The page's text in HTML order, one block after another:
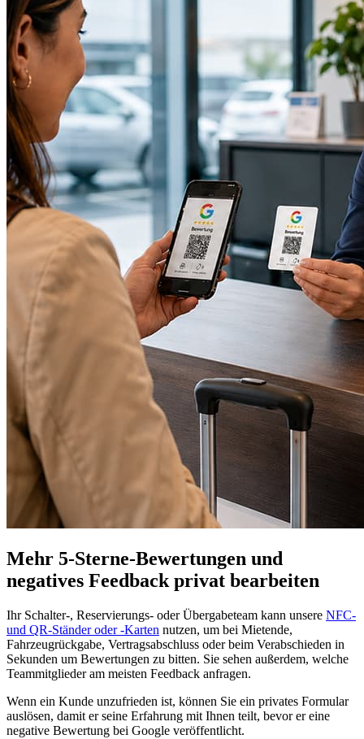
Mehr 5-Sterne-Bewertungen und
negatives Feedback privat bearbeiten
Ihr Schalter-, Reservierungs- oder Übergabeteam kann unsere NFC-
und QR-Ständer oder -Karten nutzen, um bei Mietende,
Fahrzeugrückgabe, Vertragsabschluss oder beim Verabschieden in
Sekunden um Bewertungen zu bitten. Sie sehen außerdem, welche
Teammitglieder am meisten Feedback anfragen.
Wenn ein Kunde unzufrieden ist, können Sie ein privates Formular
auslösen, damit er seine Erfahrung mit Ihnen teilt, bevor er eine
negative Bewertung bei Google veröffentlicht.